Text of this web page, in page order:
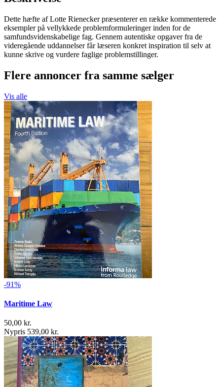
Dette hæfte af Lotte Rienecker præsenterer en række kommenterede
eksempler på vellykkede problemformuleringer inden for de
samfundsvidenskabelige fag. Gennem autentiske opgaver fra de
videregående uddannelser får læseren konkret inspiration til selv at
kunne skrive og vurdere faglige problemstillinger.
Flere annoncer fra samme sælger
Vis alle
-91%
Maritime Law
50,00 kr.
Nypris 539,00 kr.